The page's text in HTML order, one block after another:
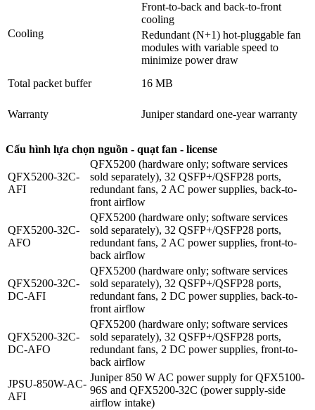
Cooling
Front-to-back and back-to-front
cooling
Redundant (N+1) hot-pluggable fan
modules with variable speed to
minimize power draw
Total packet buffer
16 MB
Warranty Juniper standard one-year warranty
Cấu hình lựa chọn nguồn - quạt fan - license
QFX5200-32C-
AFI
QFX5200 (hardware only; software services
sold separately), 32 QSFP+/QSFP28 ports,
redundant fans, 2 AC power supplies, back-to-
front airflow
QFX5200-32C-
AFO
QFX5200 (hardware only; software services
sold separately), 32 QSFP+/QSFP28 ports,
redundant fans, 2 AC power supplies, front-to-
back airflow
QFX5200-32C-
DC-AFI
QFX5200 (hardware only; software services
sold separately), 32 QSFP+/QSFP28 ports,
redundant fans, 2 DC power supplies, back-to-
front airflow
QFX5200-32C-
DC-AFO
QFX5200 (hardware only; software services
sold separately), 32 QSFP+/QSFP28 ports,
redundant fans, 2 DC power supplies, front-to-
back airflow
JPSU-850W-AC-
AFI
Juniper 850 W AC power supply for QFX5100-
96S and QFX5200-32C (power supply-side
airflow intake)